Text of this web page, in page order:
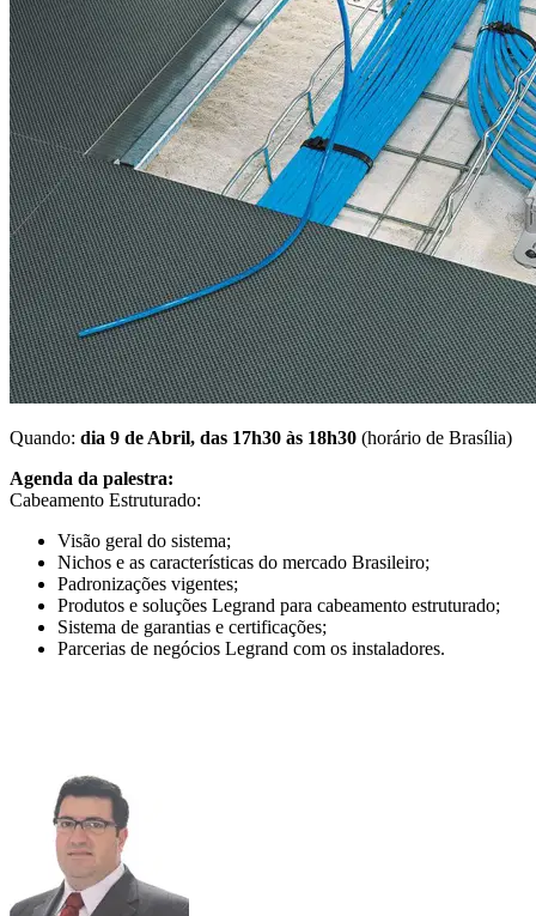
Quando: dia 9 de Abril, das 17h30 às 18h30 (horário de Brasília)
Agenda da palestra:
Cabeamento Estruturado:
Visão geral do sistema;
Nichos e as características do mercado Brasileiro;
Padronizações vigentes;
Produtos e soluções Legrand para cabeamento estruturado;
Sistema de garantias e certificações;
Parcerias de negócios Legrand com os instaladores.